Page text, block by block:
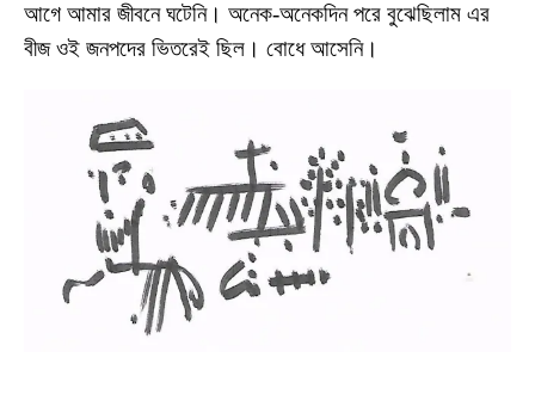
আগে আমার জীবনে ঘটেনি। অনেক-অনেকদিন পরে বুঝেছিলাম এর
বীজ ওই জনপদের ভিতরেই ছিল। বোধে আসেনি।